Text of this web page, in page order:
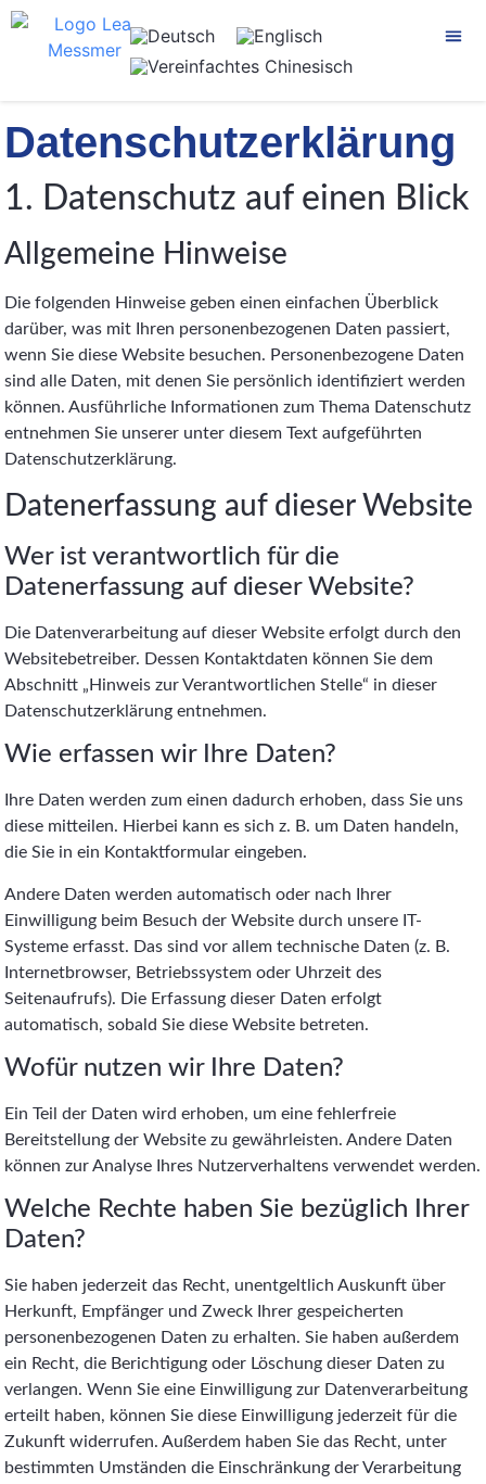
Datenschutzerklärung
1. Datenschutz auf einen Blick
Allgemeine Hinweise
Die folgenden Hinweise geben einen einfachen Überblick
darüber, was mit Ihren personenbezogenen Daten passiert,
wenn Sie diese Website besuchen. Personenbezogene Daten
sind alle Daten, mit denen Sie persönlich identifiziert werden
können. Ausführliche Informationen zum Thema Datenschutz
entnehmen Sie unserer unter diesem Text aufgeführten
Datenschutzerklärung.
Datenerfassung auf dieser Website
Wer ist verantwortlich für die
Datenerfassung auf dieser Website?
Die Datenverarbeitung auf dieser Website erfolgt durch den
Websitebetreiber. Dessen Kontaktdaten können Sie dem
Abschnitt „Hinweis zur Verantwortlichen Stelle“ in dieser
Datenschutzerklärung entnehmen.
Wie erfassen wir Ihre Daten?
Ihre Daten werden zum einen dadurch erhoben, dass Sie uns
diese mitteilen. Hierbei kann es sich z. B. um Daten handeln,
die Sie in ein Kontaktformular eingeben.
Andere Daten werden automatisch oder nach Ihrer
Einwilligung beim Besuch der Website durch unsere IT-
Systeme erfasst. Das sind vor allem technische Daten (z. B.
Internetbrowser, Betriebssystem oder Uhrzeit des
Seitenaufrufs). Die Erfassung dieser Daten erfolgt
automatisch, sobald Sie diese Website betreten.
Wofür nutzen wir Ihre Daten?
Ein Teil der Daten wird erhoben, um eine fehlerfreie
Bereitstellung der Website zu gewährleisten. Andere Daten
können zur Analyse Ihres Nutzerverhaltens verwendet werden.
Welche Rechte haben Sie bezüglich Ihrer
Daten?
Sie haben jederzeit das Recht, unentgeltlich Auskunft über
Herkunft, Empfänger und Zweck Ihrer gespeicherten
personenbezogenen Daten zu erhalten. Sie haben außerdem
ein Recht, die Berichtigung oder Löschung dieser Daten zu
verlangen. Wenn Sie eine Einwilligung zur Datenverarbeitung
erteilt haben, können Sie diese Einwilligung jederzeit für die
Zukunft widerrufen. Außerdem haben Sie das Recht, unter
bestimmten Umständen die Einschränkung der Verarbeitung